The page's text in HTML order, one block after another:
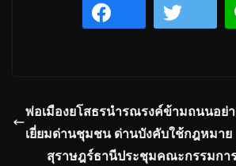
พ่อเมืองยโสธรนำรณรงค์ข้ามถนนอย่
เยี่ยมด่านชุมชน ด่านบังคับใช้กฎหมาย
สุราษฎร์ธานีประชุมคณะกรรมกา